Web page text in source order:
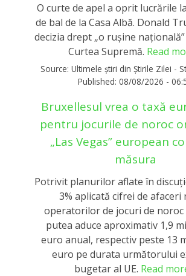
O curte de apel a oprit lucrările
de bal de la Casa Albă. Donald
decizia drept „o rușine
Curtea Supremă. Read
Source: Ultimele știri din Știrile Zilei -
Published: 08/08/2026 -
Bruxellesul vrea o taxă
pentru jocurile de noroc
„Las Vegas” european
măsura
Potrivit planurilor aflate în
3% aplicată cifrei de afaceri
operatorilor de jocuri de
putea aduce aproximativ 1,9
euro anual, respectiv peste 13
euro pe durata următorului
bugetar al UE. Read